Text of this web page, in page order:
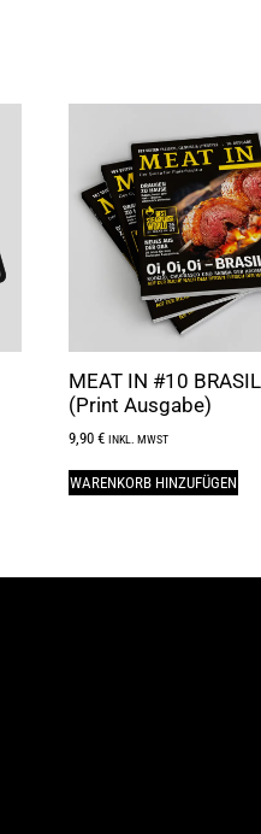
MEAT IN #10
(Print Ausgabe)
9,90€ INKL. MWST
WARENKORB HINZUFÜGEN